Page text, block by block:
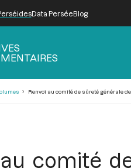
Data PerséeBlog
Renvoi au comité de sûreté générale
comité